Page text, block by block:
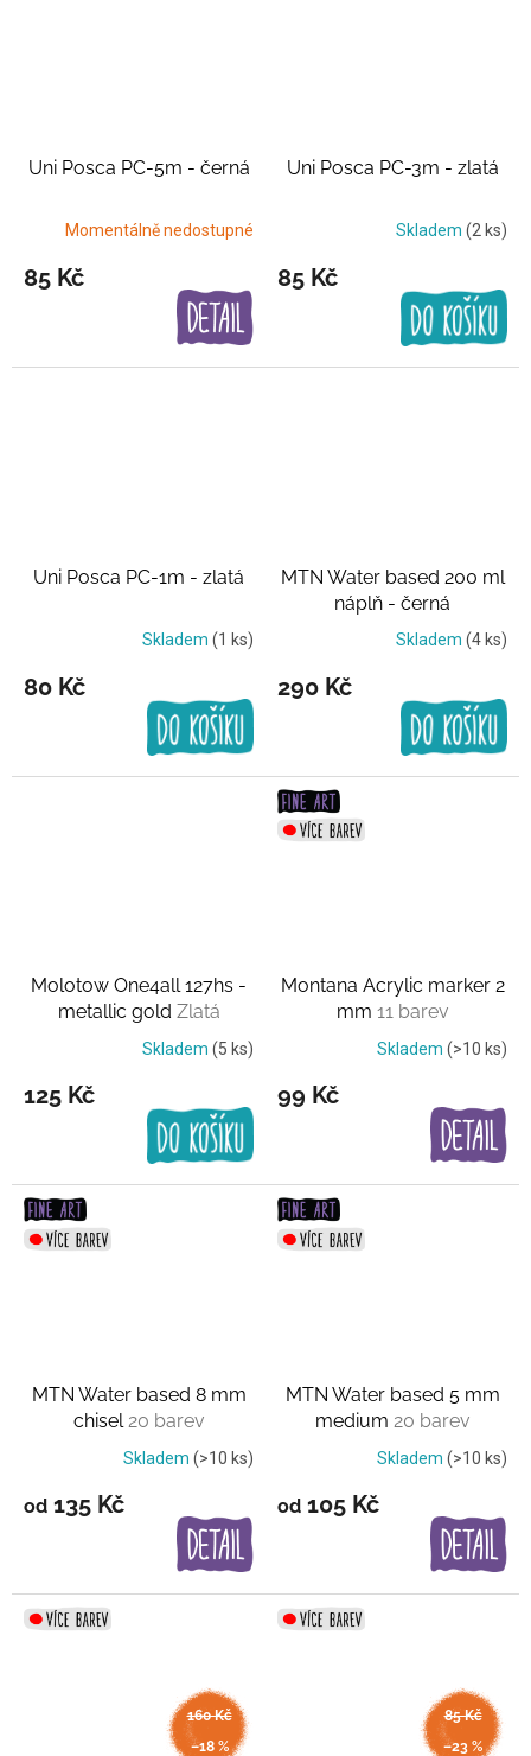
Uni Posca PC-5m - černá
Momentálně nedostupné
85 Kč
Uni Posca PC-3m - zlatá
Skladem (2 ks)
85 Kč
Uni Posca PC-1m - zlatá
Skladem (1 ks)
80 Kč
MTN Water based 200 ml
náplň - černá
Skladem (4 ks)
290 Kč
Molotow One4all 127hs -
metallic gold Zlatá
Skladem (5 ks)
125 Kč
Montana Acrylic marker 2
mm 11 barev
Skladem (>10 ks)
99 Kč
MTN Water based 8 mm
chisel20 barev
Skladem (>10 ks)
od 135 Kč
MTN Water based 5 mm
medium 20 barev
Skladem (>10 ks)
od 105 Kč
160 Kč
–18 %
85 Kč
–23 %